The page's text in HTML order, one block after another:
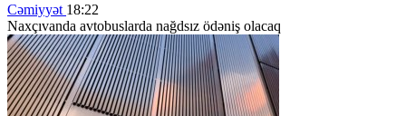
Cəmiyyət 18:22
Naxçıvanda avtobuslarda nağdsız ödəniş olacaq